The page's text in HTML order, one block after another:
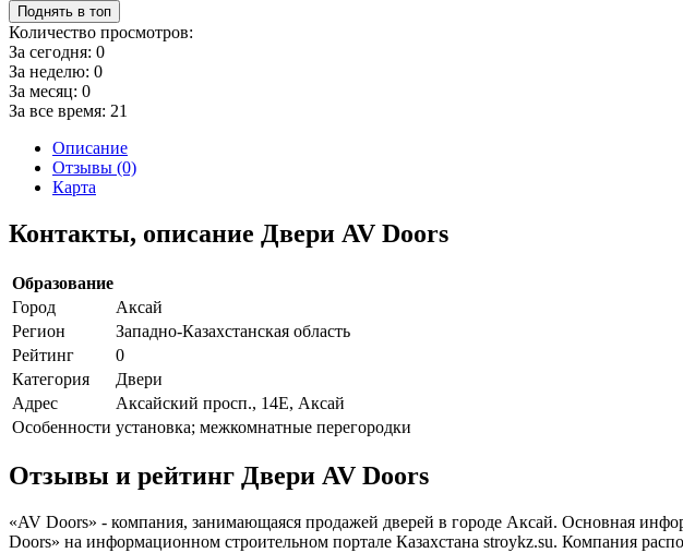
Поднять в топ
Количество просмотров:
За сегодня: 0
За неделю: 0
За месяц: 0
За все время: 21
Описание
Отзывы (0)
Карта
Контакты, описание Двери AV Doors
Образование
Город
Аксай
Регион
Западно-Казахстанская область
Рейтинг
0
Категория
Двери
Адрес
Аксайский просп., 14Е, Аксай
Особенности установка; межкомнатные перегородки
Отзывы и рейтинг Двери AV Doors
«AV Doors» - компания, занимающаяся продажей дверей в городе Аксай. Основная
Doors» на информационном строительном портале Казахстана stroykz.su. Компания